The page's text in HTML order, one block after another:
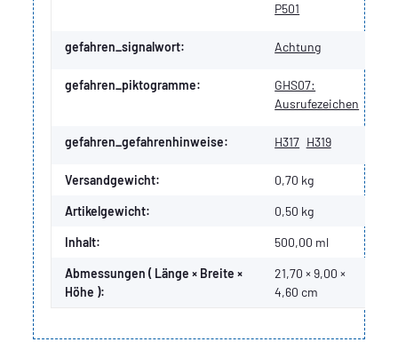
P501
gefahren_signalwort: Achtung
gefahren_piktogramme:
GHS07:
Ausrufezeichen
gefahren_gefahrenhinweise: H317 H319
Versandgewicht: 0,70 kg
Artikelgewicht: 0,50 kg
Inhalt: 500,00 ml
Abmessungen ( Länge × Breite ×
Höhe ):
21,70 × 9,00 ×
4,60 cm